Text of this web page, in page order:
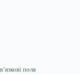
поля